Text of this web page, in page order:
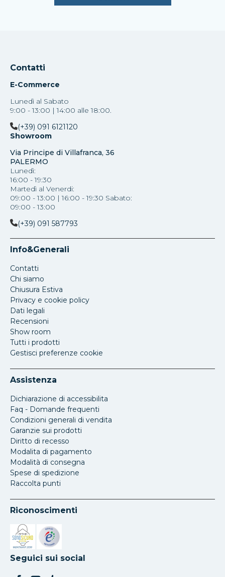
Contatti
E-Commerce
Lunedì al Sabato
9:00 - 13:00 | 14:00 alle 18:00.
(+39) 091 6121120
Showroom
Via Principe di Villafranca, 36
PALERMO
Lunedì:
16:00 - 19:30
Martedì al Venerdi:
09:00 - 13:00 | 16:00 - 19:30 Sabato:
09:00 - 13:00
(+39) 091 587793
Info&Generali
Contatti
Chi siamo
Chiusura Estiva
Privacy e cookie policy
Dati legali
Recensioni
Show room
Tutti i prodotti
Gestisci preferenze cookie
Assistenza
Dichiarazione di accessibilita
Faq - Domande frequenti
Condizioni generali di vendita
Garanzie sui prodotti
Diritto di recesso
Modalita di pagamento
Modalità di consegna
Spese di spedizione
Raccolta punti
Riconoscimenti
Si apre in una nuova scheda
Si apre in una nuova scheda
Seguici sui social